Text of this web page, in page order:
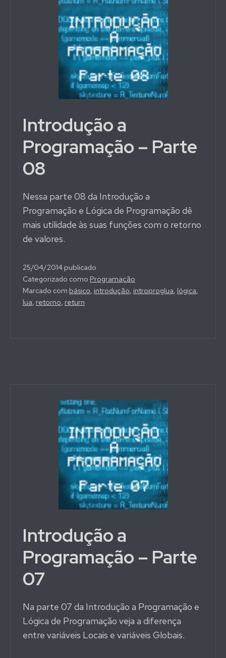
Introdução a
Programação – Parte
08
Nessa parte 08 da Introdução a
Programação e Lógica de Programação dê
mais utilidade às suas funções com o retorno
de valores.
25/04/2014 publicado
Categorizado como Programação
Marcado com básico, introdução, introproglua, lógica,
lua, retorno, return
Introdução a
Programação – Parte
07
Na parte 07 da Introdução a Programação e
Lógica de Programação veja a diferença
entre variáveis Locais e variáveis Globais.